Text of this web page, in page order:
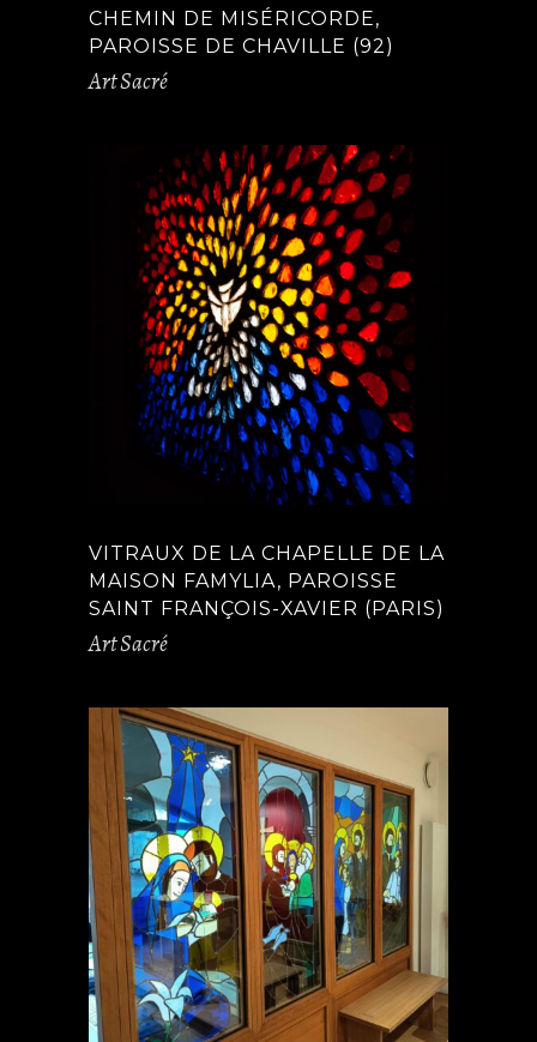
CHEMIN DE MISÉRICORDE,
PAROISSE DE CHAVILLE (92)
Art Sacré
VITRAUX DE LA CHAPELLE DE LA
MAISON FAMYLIA, PAROISSE
SAINT FRANÇOIS-XAVIER (PARIS)
Art Sacré